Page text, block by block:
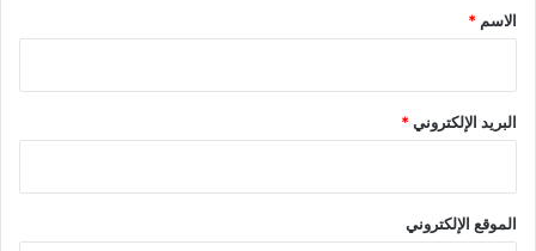
*
الاسم *
البريد الإلكتروني*
الموقع الإلكتروني